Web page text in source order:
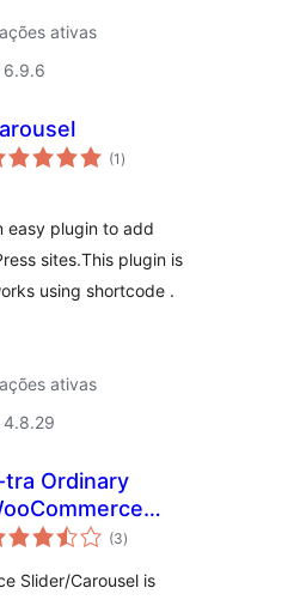
ativas
6.9.6
(1 total
de
)
easy plugin to add
sites.This plugin is
using shortcode .
ativas
4.8.29
tra Ordinary
Carousel
(3total
de
)
Slider/Carousel is